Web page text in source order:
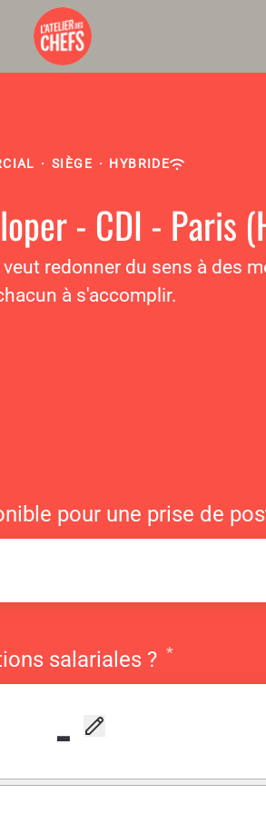
· SIÈGE · HYBRIDE
- CDI - Paris
redonner du sens à des
à s'accomplir.
pour une prise de
salariales ? *
-